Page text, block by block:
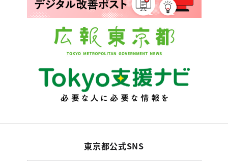
東京都公式SNS